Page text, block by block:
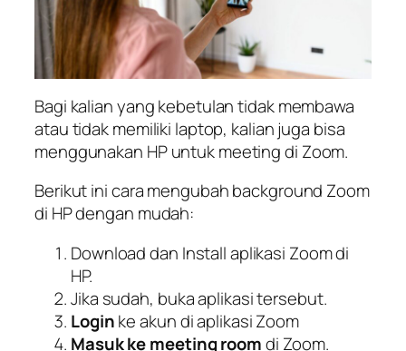
Bagi kalian yang kebetulan tidak membawa
atau tidak memiliki laptop, kalian juga bisa
menggunakan HP untuk meeting di Zoom.
Berikut ini cara mengubah background Zoom
di HP dengan mudah:
Download dan Install aplikasi Zoom di
HP.
Jika sudah, buka aplikasi tersebut.
Loginke akun di aplikasi Zoom
Masuk ke meeting roomdi Zoom.